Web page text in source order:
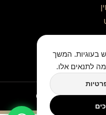
בגוגל
Copyright ©
בעוגיות. המשך
לתנאים אלו.